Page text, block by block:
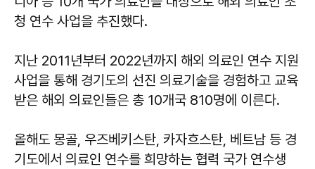
청 연수 사업을 추진했다.
지난 2011년부터 2022년까지 해외 의료인 연수 지원
사업을 통해 경기도의 선진 의료기술을 경험하고 교육
받은 해외 의료인들은 총 10개국 810명에 이른다.
올해도 몽골, 우즈베키스탄, 카자흐스탄, 베트남 등 경
기도에서 의료인 연수를 희망하는 협력 국가 연수생